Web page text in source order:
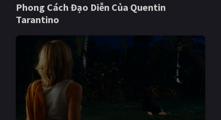
TUYỂN TẬP PHIM
BLOG
Phong Cách Đạo Diễn Của Quentin
Tarantino